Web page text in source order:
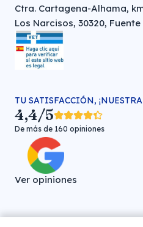
Ctra. Cartagena-Alhama,
Los Narcisos, 30320,
TU SATISFACCIÓN,
4,4/5
De más de 160 opiniones
Ver opiniones